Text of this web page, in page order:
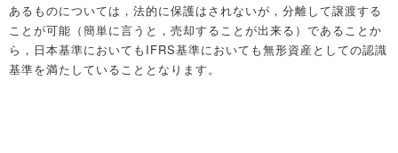
あるものについては，法的に保護はされないが，分離して譲渡する
ことが可能（簡単に言うと，売却することが出来る）であることか
ら，日本基準においてもIFRS基準においても無形資産としての認識
基準を満たしていることとなります。